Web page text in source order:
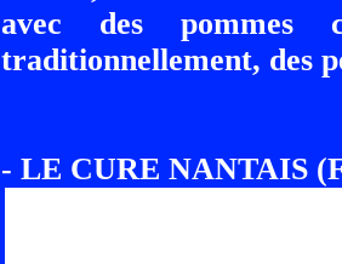
avec des pommes
traditionnellement, des
- LE CURE NANTAIS